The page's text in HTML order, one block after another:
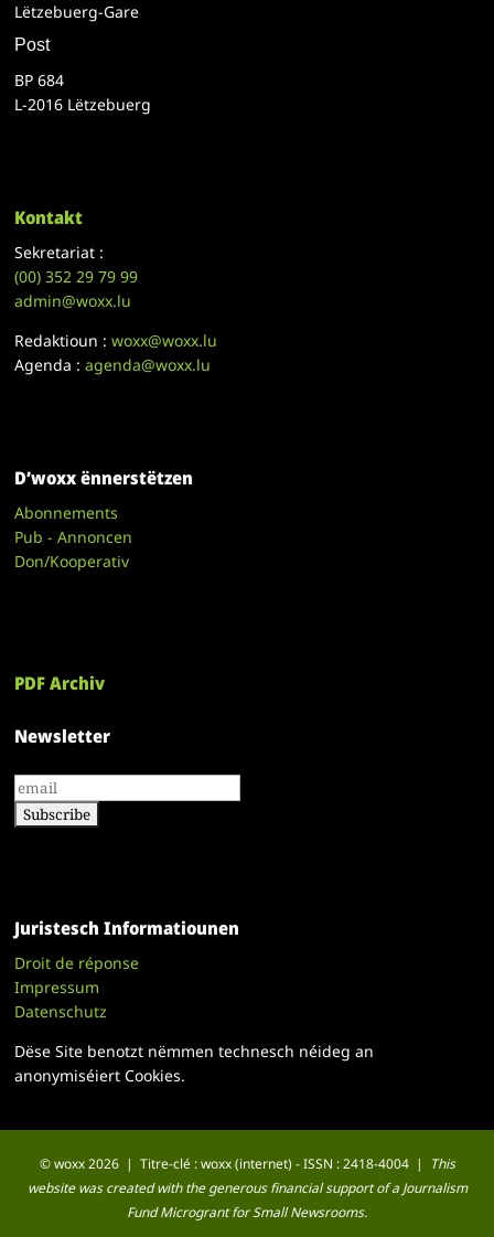
Lëtzebuerg-Gare
Post
BP 684
L-2016 Lëtzebuerg
Kontakt
Sekretariat :
(00)352 29 79 99
admin@woxx.lu
Redaktioun :woxx@woxx.lu
Agenda :agenda@woxx.lu
D’woxx ënnerstëtzen
Abonnements
Pub - Annoncen
Don/Kooperativ
PDF Archiv
Newsletter
Juristesch Informatiounen
Droit de réponse
Impressum
Datenschutz
Dëse Site benotzt nëmmen technesch néideg an
anonymiséiert Cookies.
© woxx 2026 | Titre-clé : woxx (internet) - ISSN : 2418-4004 |
This
website was created with the generous financial support of a Journalism
Fund Microgrant for Small Newsrooms.